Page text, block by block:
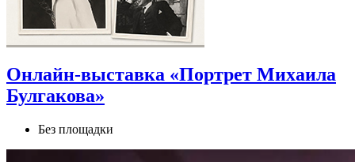
Онлайн‑выставка «Портрет Михаила
Булгакова»
Без площадки